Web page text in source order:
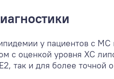
у пациентов с
с оценкой уровня ХС
так и для более